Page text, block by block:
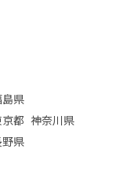
県
都 神奈川県
県